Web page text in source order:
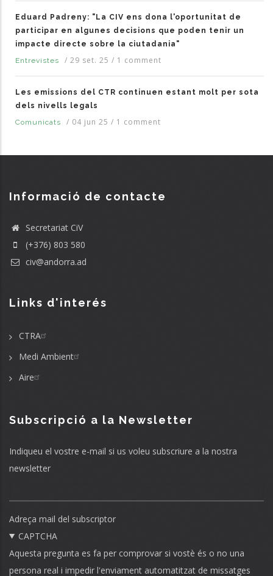
Eduard Padreny: "La CIV ens dona l'oportunitat de
participar en algunes decisions que poden tenir un
impacte directe sobre la ciutadania"
Entrevistes
/ 29 set. 25 / 1 comment
Les emissions del CTR continuen estant molt per sota
dels nivells legals
Comunicats
/ 04 jun 25 / 1 comment
Informació de contacte
Secretariat CiV
(+376) 803 580
civ@andorra.ad
Links d'interés
CTRA
Medi Ambient
Aire
Subscripció a la Newsletter
Indiqueu el vostre e-mail si us voleu subscriure a la nostra
newsletter
Adreça mail del subscriptor
CAPTCHA
Aquesta pregunta es fa per comprovar si vostè és o no una
persona real i impedir l'enviament automatitzat de missatges